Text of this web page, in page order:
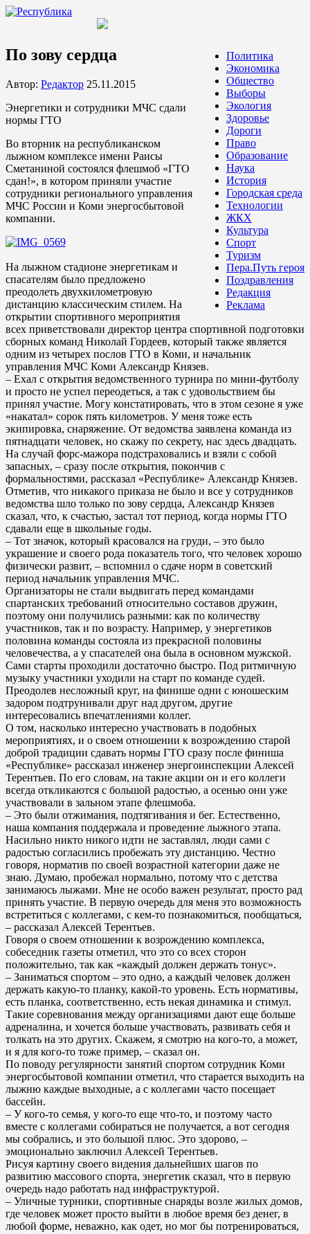
Политика
Экономика
Общество
Выборы
Экология
Здоровье
Дороги
Право
Образование
Наука
История
Городская среда
Технологии
ЖКХ
Культура
Спорт
Туризм
Пера.Путь героя
Поздравления
Редакция
Реклама
По зову сердца
Автор: Редактор 25.11.2015
Энергетики и сотрудники МЧС сдали
нормы ГТО
Во вторник на республиканском
лыжном комплексе имени Раисы
Сметаниной состоялся флешмоб «ГТО
сдан!», в котором приняли участие
сотрудники регионального управления
МЧС России и Коми энергосбытовой
компании.
На лыжном стадионе энергетикам и
спасателям было предложено
преодолеть двухкилометровую
дистанцию классическим стилем. На
открытии спортивного мероприятия
всех приветствовали директор центра спортивной подготовки
сборных команд Николай Гордеев, который также является
одним из четырех послов ГТО в Коми, и начальник
управления МЧС Коми Александр Князев.
– Ехал с открытия ведомственного турнира по мини-футболу
и просто не успел переодеться, а так с удовольствием бы
принял участие. Могу констатировать, что в этом сезоне я уже
«накатал» сорок пять километров. У меня тоже есть
экипировка, снаряжение. От ведомства заявлена команда из
пятнадцати человек, но скажу по секрету, нас здесь двадцать.
На случай форс-мажора подстраховались и взяли с собой
запасных, – сразу после открытия, покончив с
формальностями, рассказал «Республике» Александр Князев.
Отметив, что никакого приказа не было и все у сотрудников
ведомства шло только по зову сердца, Александр Князев
сказал, что, к счастью, застал тот период, когда нормы ГТО
сдавали еще в школьные годы.
– Тот значок, который красовался на груди, – это было
украшение и своего рода показатель того, что человек хорошо
физически развит, – вспомнил о сдаче норм в советский
период начальник управления МЧС.
Организаторы не стали выдвигать перед командами
спартанских требований относительно составов дружин,
поэтому они получились разными: как по количеству
участников, так и по возрасту. Например, у энергетиков
половина команды состояла из прекрасной половины
человечества, а у спасателей она была в основном мужской.
Сами старты проходили достаточно быстро. Под ритмичную
музыку участники уходили на старт по команде судей.
Преодолев несложный круг, на финише одни с юношеским
задором подтрунивали друг над другом, другие
интересовались впечатлениями коллег.
О том, насколько интересно участвовать в подобных
мероприятиях, и о своем отношении к возрождению старой
доброй традиции сдавать нормы ГТО сразу после финиша
«Республике» рассказал инженер энергоинспекции Алексей
Терентьев. По его словам, на такие акции он и его коллеги
всегда откликаются с большой радостью, а осенью они уже
участвовали в зальном этапе флешмоба.
– Это были отжимания, подтягивания и бег. Естественно,
наша компания поддержала и проведение лыжного этапа.
Насильно никто никого идти не заставлял, люди сами с
радостью согласились пробежать эту дистанцию. Честно
говоря, норматив по своей возрастной категории даже не
знаю. Думаю, пробежал нормально, потому что с детства
занимаюсь лыжами. Мне не особо важен результат, просто рад
принять участие. В первую очередь для меня это возможность
встретиться с коллегами, с кем-то познакомиться, пообщаться,
– рассказал Алексей Терентьев.
Говоря о своем отношении к возрождению комплекса,
собеседник газеты отметил, что это со всех сторон
положительно, так как «каждый должен держать тонус».
– Заниматься спортом – это одно, а каждый человек должен
держать какую-то планку, какой-то уровень. Есть нормативы,
есть планка, соответственно, есть некая динамика и стимул.
Такие соревнования между организациями дают еще больше
адреналина, и хочется больше участвовать, развивать себя и
толкать на это других. Скажем, я смотрю на кого-то, а может,
и я для кого-то тоже пример, – сказал он.
По поводу регулярности занятий спортом сотрудник Коми
энергосбытовой компании отметил, что старается выходить на
лыжню каждые выходные, а с коллегами часто посещает
бассейн.
– У кого-то семья, у кого-то еще что-то, и поэтому часто
вместе с коллегами собираться не получается, а вот сегодня
мы собрались, и это большой плюс. Это здорово, –
эмоционально заключил Алексей Терентьев.
Рисуя картину своего видения дальнейших шагов по
развитию массового спорта, энергетик сказал, что в первую
очередь надо работать над инфраструктурой.
– Уличные турники, спортивные снаряды возле жилых домов,
где человек может просто выйти в любое время без денег, в
любой форме, неважно, как одет, но мог бы потренироваться,